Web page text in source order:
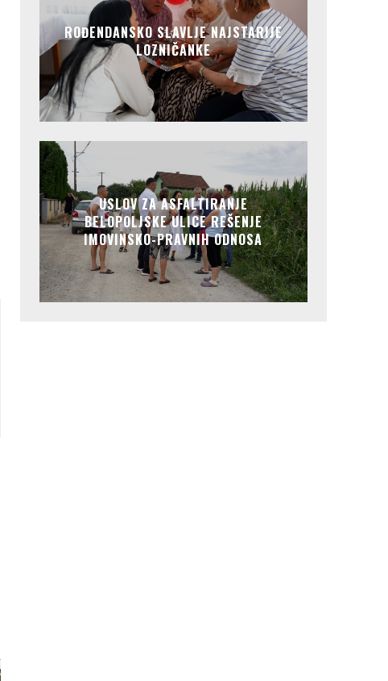
ROĐENDANSKO SLAVLJE NAJSTARIJE
LOZNIČANKE
USLOV ZA ASFALTIRANJE
BELOPOLJSKE ULICE REŠENJE
IMOVINSKO-PRAVNIH ODNOSA